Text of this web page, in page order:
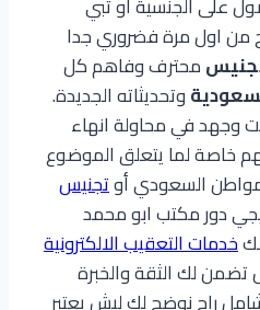
اول مرة فضروري جدا
محترف وفاهم كل
وتحديثاته الجديدة.
وجهد في محاولة انهاء
خاصة لما يتعلق الموضوع
السعودي أوتجنيس
دور مكتب ابو محمد
خدمات التعقيب الالكترونية
تضمن لك الثقة والخبرة
راح نوضح لك ليش يعتبر